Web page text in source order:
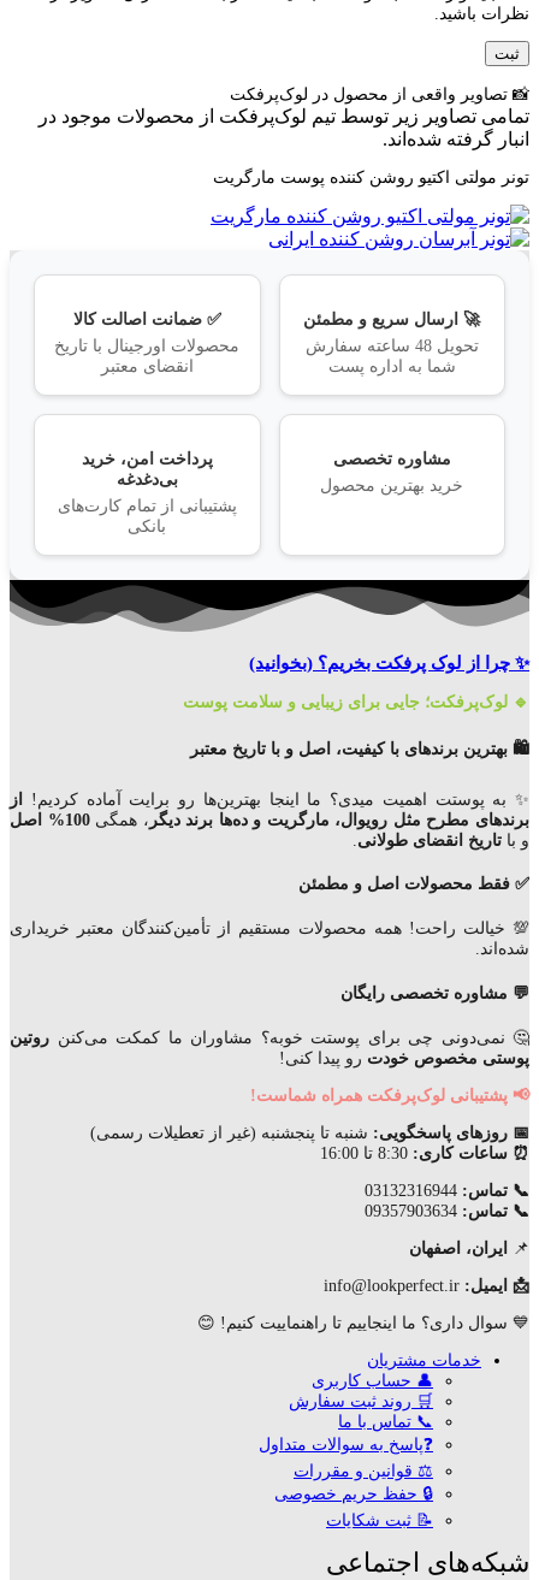
نظرات باشید.
📸 تصاویر واقعی از محصول در لوک‌پرفکت
تمامی تصاویر زیر توسط تیم لوک‌پرفکت از محصولات موجود در
انبار گرفته شده‌اند.
تونر مولتی اکتیو روشن کننده پوست مارگریت
🚀 ارسال سریع و مطمئن
تحویل 48 ساعته سفارش
شما به اداره پست
✅ ضمانت اصالت کالا
محصولات اورجینال با تاریخ
انقضای معتبر
مشاوره تخصصی
خرید بهترین محصول
پرداخت امن، خرید
بی‌دغدغه
پشتیبانی از تمام کارت‌های
بانکی
✨ چرا از لوک پرفکت بخریم؟ (بخوانید)
🔹 لوک‌پرفکت؛ جایی برای زیبایی و سلامت پوست
🛍️ بهترین برندهای با کیفیت، اصل و با تاریخ معتبر
✨ به پوستت اهمیت میدی؟ ما اینجا بهترین‌ها رو برایت آماده کردیم!
از
برندهای مطرح مثل رویوال، مارگریت و ده‌ها برند دیگر ، همگی100% اصل
و با تاریخ انقضای طولانی
✅ فقط محصولات اصل و مطمئن
💯 خیالت راحت! همه محصولات مستقیم از تأمین‌کنندگان معتبر خریداری
شده‌اند.
💬 مشاوره تخصصی رایگان
🤔 نمی‌دونی چی برای پوستت خوبه؟ مشاوران ما کمکت می‌کنن روتین
پوستی مخصوص خودت رو پیدا کنی!
📢 پشتیبانی لوک‌پرفکت همراه شماست!
📅 روزهای پاسخگویی: شنبه تا پنجشنبه (غیر از تعطیلات رسمی)
⏰ ساعات کاری:
📞 تماس:
📞 تماس:
📌 ایران، اصفهان
📩 ایمیل:
💙 سوال داری؟ ما اینجاییم تا راهنماییت کنیم! 😊
خدمات مشتریان
👤 حساب کاربری
🛒 روند ثبت سفارش
📞 تماس با ما
❓پاسخ به سوالات متداول
⚖ قوانین و مقررات
🔒 حفظ حریم خصوصی
📝 ثبت شکایات
شبکه‌های اجتماعی